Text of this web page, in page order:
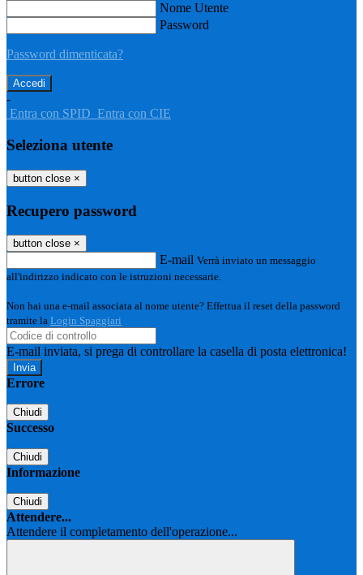
Nome Utente
Password
Password dimenticata?
-
Entra con SPID Entra con CIE
Seleziona utente
button close ×
Recupero password
button close ×
E-mail Verrà inviato un messaggio
all'indirizzo indicato con le istruzioni necessarie.
Non hai una e-mail associata al nome utente? Effettua il reset della password
tramite la Login Spaggiari
E-mail inviata, si prega di controllare la casella di posta elettronica!
Errore
Chiudi
Successo
Chiudi
Informazione
Chiudi
Attendere...
Attendere il completamento dell'operazione...